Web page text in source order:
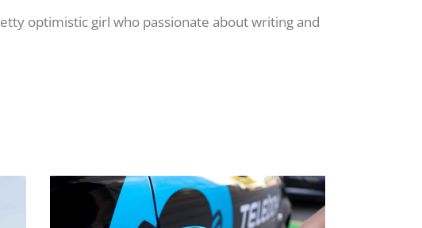
optimistic girl who passionate about writing and